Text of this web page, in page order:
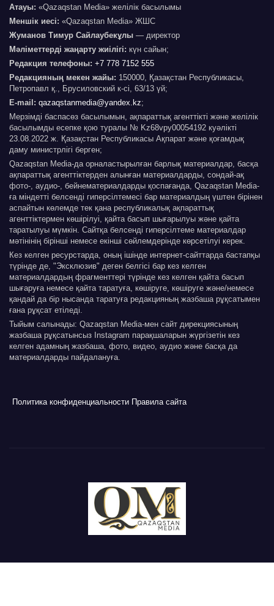
Атауы: «Qazaqstan Media» желілік басылымы
Меншік иесі: «Qazaqstan Media» ЖШС
Жуманов Тимур Сайлаубекұлы — директор
Мәліметтерді жаңарту жиілігі: күн сайын;
Редакция телефоны: +7 778 7152 555
Редакцияның мекен жайы: 150000, Қазақстан Республикасы,
Петропавл қ., Брусиловский к-сі, 63/13 үй;
E-mail: qazaqstanmedia@yandex.kz;
Мерзімді баспасөз басылымын, ақпараттық агенттікті және желілік
басылымды есепке қою туралы № Kz68vpy00054192 куәлікті
23.08.2022 ж. Қазақстан Республикасы Ақпарат және қоғамдық
даму министрлігі берген;
Qazaqstan Media-да орналастырылған барлық материалдар, басқа
ақпараттық агенттіктерден алынған материалдарды, сондай-ақ
фото-, аудио-, бейнематериалдарды қоспағанда, Qazaqstan Media-
ға міндетті белсенді гиперсілтемесі бар материалдың үштен бірінен
аспайтын көлемде тек қана республикалық ақпараттық
агенттіктермен көшірілуі, қайта басып шығарылуы және қайта
таратылуы мүмкін. Сайтқа белсенді гиперсілтеме материалдар
мәтінінің бірінші немесе екінші сөйлемдерінде көрсетілуі керек.
Кез келген ресурстарда, оның ішінде интернет-сайттарда бастапқы
түрінде де, "Эксклюзив" деген белгісі бар кез келген
материалдардың фрагменттері түрінде кез келген қайта басып
шығаруға немесе қайта таратуға, көшіруге, көшіруге және/немесе
қандай да бір нысанда таратуға редакцияның жазбаша рұқсатымен
ғана рұқсат етіледі.
Тыйым салынады: Qazaqstan Media-мен сайт дирекциясының
жазбаша рұқсатынсыз Instagram парақшаларын жүргізетін кез
келген адамның жазбаша, фото, видео, аудио және басқа да
материалдарды пайдалануға.
Политика конфиденциальности Правила сайта